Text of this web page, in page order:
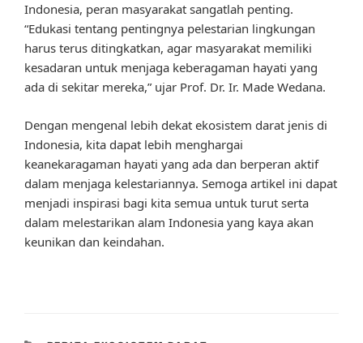
Indonesia, peran masyarakat sangatlah penting.
“Edukasi tentang pentingnya pelestarian lingkungan
harus terus ditingkatkan, agar masyarakat memiliki
kesadaran untuk menjaga keberagaman hayati yang
ada di sekitar mereka,” ujar Prof. Dr. Ir. Made Wedana.
Dengan mengenal lebih dekat ekosistem darat jenis di
Indonesia, kita dapat lebih menghargai
keanekaragaman hayati yang ada dan berperan aktif
dalam menjaga kelestariannya. Semoga artikel ini dapat
menjadi inspirasi bagi kita semua untuk turut serta
dalam melestarikan alam Indonesia yang kaya akan
keunikan dan keindahan.